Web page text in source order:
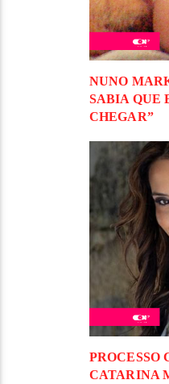
NUNO
SABIA QUE
CHEGAR”
PROCESSO
CATARINA